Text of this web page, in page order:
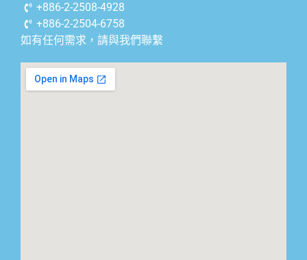
+886-2-2508-4928
+886-2-2504-6758
如有任何需求，請與我們聯繫